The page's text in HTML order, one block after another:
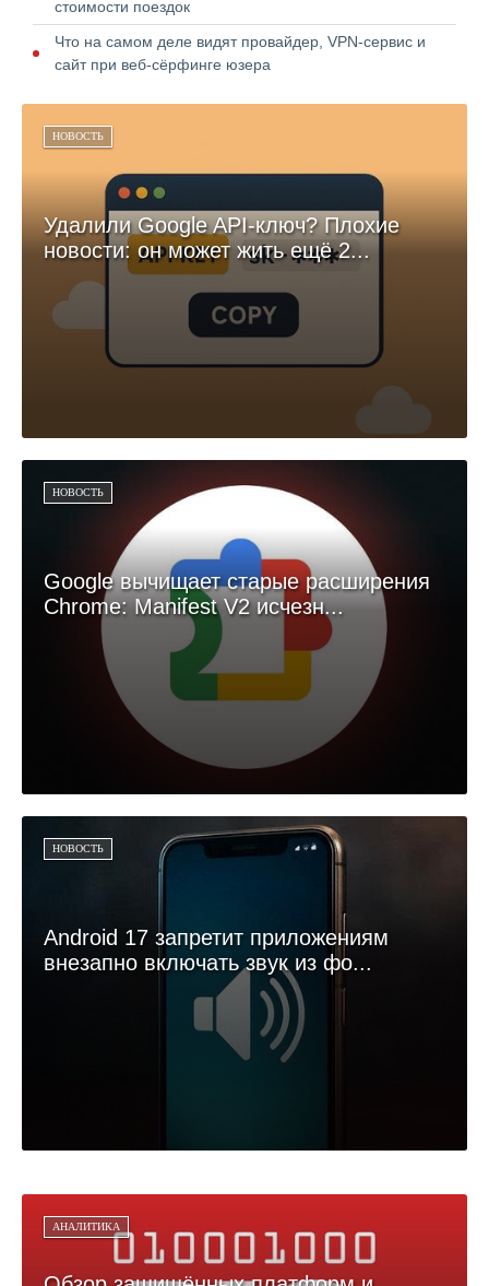
стоимости поездок
Что на самом деле видят провайдер, VPN-сервис и
сайт при веб-сёрфинге юзера
НОВОСТЬ
Удалили Google API-ключ? Плохие
новости: он может жить ещё 2...
НОВОСТЬ
Google вычищает старые расширения
Chrome: Manifest V2 исчезн...
НОВОСТЬ
Android 17 запретит приложениям
внезапно включать звук из фо...
АНАЛИТИКА